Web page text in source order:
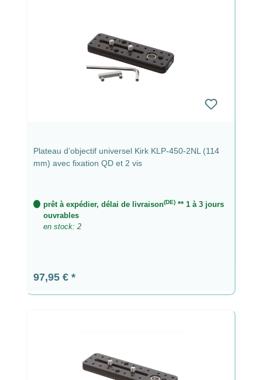
Plateau d’objectif universel Kirk KLP-450-2NL (114
mm) avec fixation QD et 2 vis
prêt à expédier, délai de livraison(DE)** 1 à 3 jours
ouvrables
en stock: 2
Prix régulier :
97,95 €